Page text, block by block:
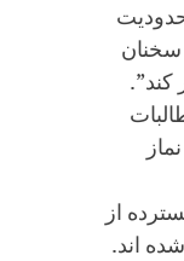
سخنان
کند”.
از
اند.